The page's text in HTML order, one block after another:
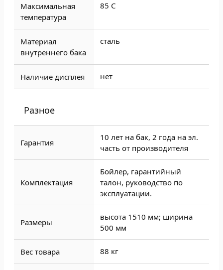
Максимальная
температура
85 C
Материал
внутреннего бака
сталь
Наличие дисплея нет
Разное
Гарантия
10 лет на бак, 2 года на эл.
часть от производителя
Комплектация
Бойлер, гарантийный
талон, руководство по
эксплуатации.
Размеры
высота 1510 мм; ширина
500 мм
Вес товара 88 кг